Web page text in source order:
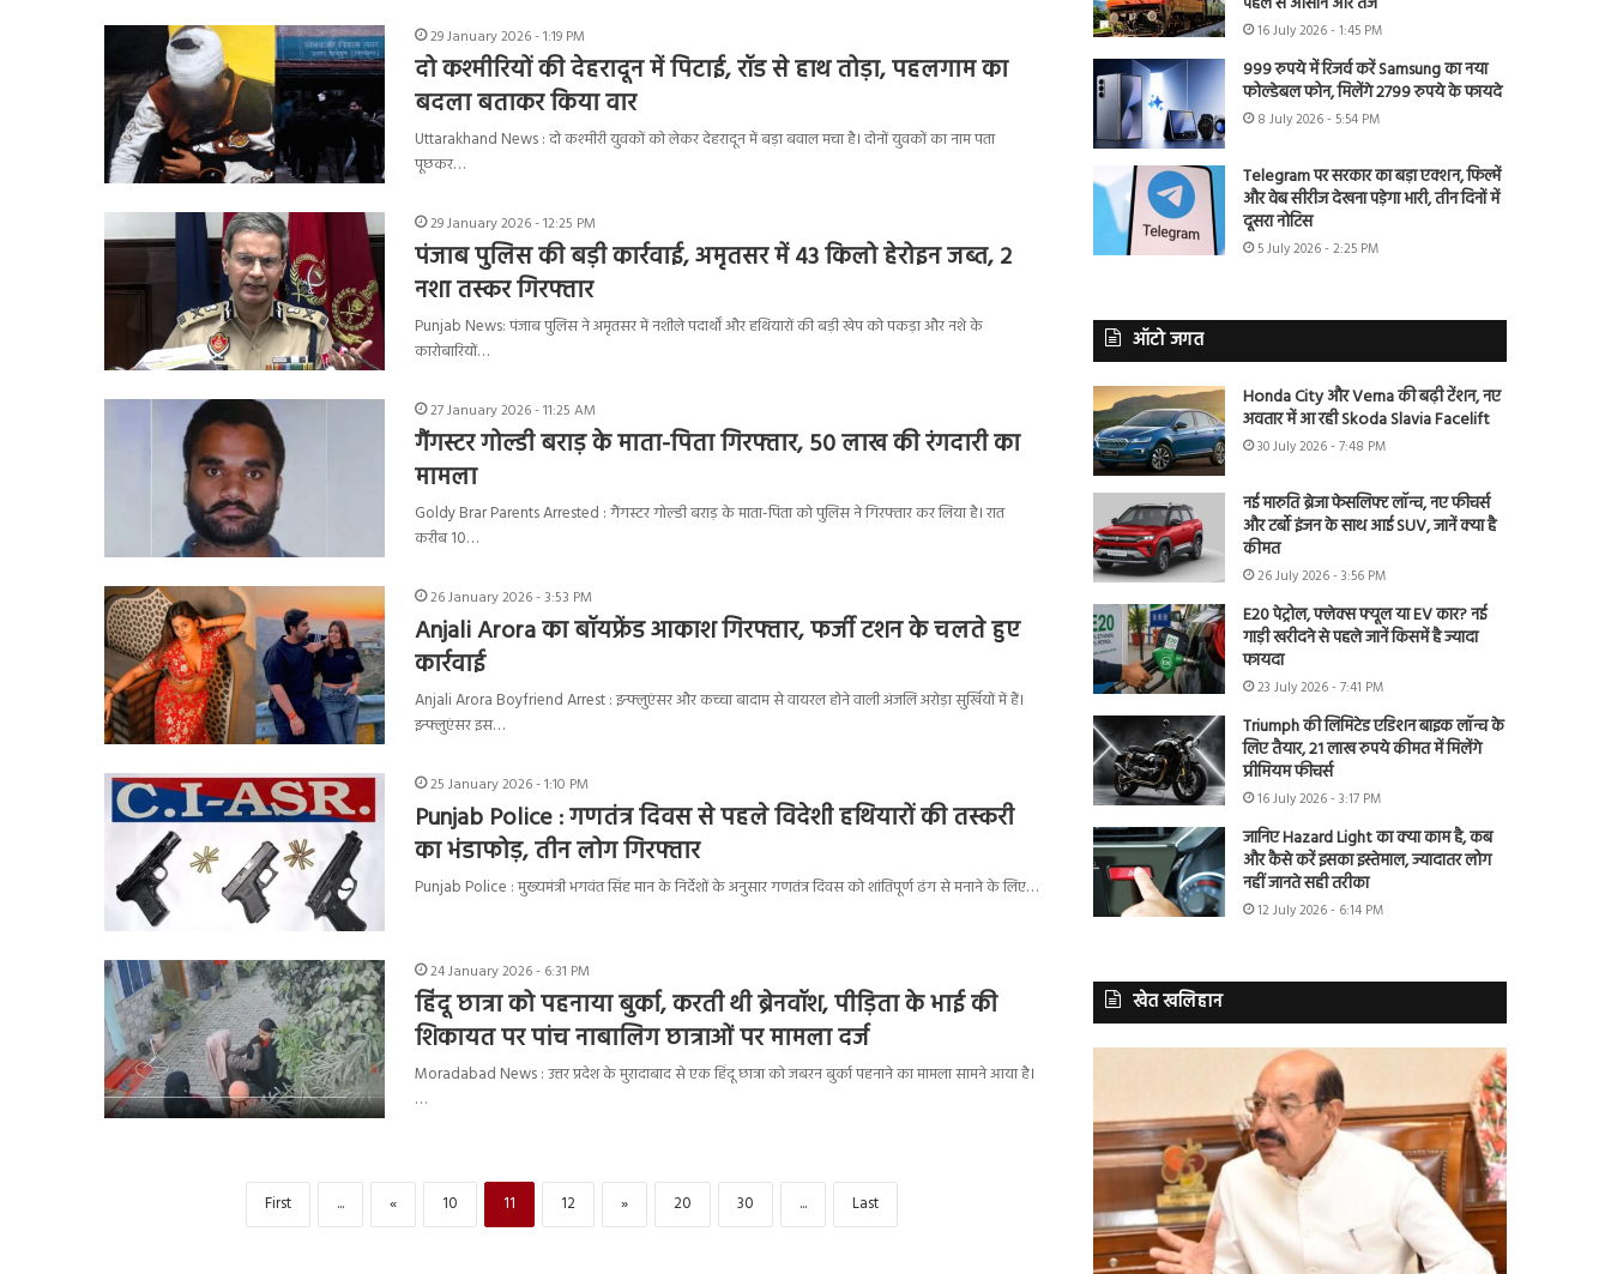
29 January 2026 - 1:19 PM
दो कश्मीरियों की देहरादून में पिटाई, रॉड से हाथ तोड़ा, पहलगाम का
बदला बताकर किया वार
Uttarakhand News : दो कश्मीरी युवकों को लेकर देहरादून में बड़ा बवाल मचा है। दोनों युवकों का नाम पता
पूछकर…
29 January 2026 - 12:25 PM
पंजाब पुलिस की बड़ी कार्रवाई, अमृतसर में 43 किलो हेरोइन जब्त, 2
नशा तस्कर गिरफ्तार
Punjab News: पंजाब पुलिस ने अमृतसर में नशीले पदार्थों और हथियारों की बड़ी खेप को पकड़ा और नशे के
कारोबारियों…
27 January 2026 - 11:25 AM
गैंगस्टर गोल्डी बराड़ के माता-पिता गिरफ्तार, 50 लाख की रंगदारी का
मामला
Goldy Brar Parents Arrested : गैंगस्टर गोल्डी बराड़ के माता-पिता को पुलिस ने गिरफ्तार कर लिया है। रात
करीब 10…
26 January 2026 - 3:53 PM
Anjali Arora का बॉयफ्रेंड आकाश गिरफ्तार, फर्जी टशन के चलते हुए
कार्रवाई
Anjali Arora Boyfriend Arrest : इन्फ्लुएंसर और कच्चा बादाम से वायरल होने वाली अंजलि अरोड़ा सुर्खियों में हैं।
इन्फ्लुएंसर इस…
25 January 2026 - 1:10 PM
Punjab Police : गणतंत्र दिवस से पहले विदेशी हथियारों की तस्करी
का भंडाफोड़, तीन लोग गिरफ्तार
Punjab Police : मुख्यमंत्री भगवंत सिंह मान के निर्देशों के अनुसार गणतंत्र दिवस को शांतिपूर्ण ढंग से मनाने के लिए…
24 January 2026 - 6:31 PM
हिंदू छात्रा को पहनाया बुर्का, करती थी ब्रेनवॉश, पीड़िता के भाई की
शिकायत पर पांच नाबालिग छात्राओं पर मामला दर्ज
Moradabad News : उत्तर प्रदेश के मुरादाबाद से एक हिंदू छात्रा को जबरन बुर्का पहनाने का मामला सामने आया है।
…
First ... « 10 11 12 » 20 30 ... Last
16 July 2026 - 1:45 PM
999 रुपये में रिजर्व करें Samsung का नया
फोल्डेबल फोन, मिलेंगे 2799 रुपये के फायदे
8 July 2026 - 5:54 PM
Telegram पर सरकार का बड़ा एक्शन, फिल्में
और वेब सीरीज देखना पड़ेगा भारी, तीन दिनों में
दूसरा नोटिस
5 July 2026 - 2:25 PM
ऑटो जगत
Honda City और Verna की बढ़ी टेंशन, नए
अवतार में आ रही Skoda Slavia Facelift
30 July 2026 - 7:48 PM
नई मारुति ब्रेजा फेसलिफ्ट लॉन्च, नए फीचर्स
और टर्बो इंजन के साथ आई SUV, जानें क्या है
कीमत
26 July 2026 - 3:56 PM
E20 पेट्रोल, फ्लेक्स फ्यूल या EV कार? नई
गाड़ी खरीदने से पहले जानें किसमें है ज्यादा
फायदा
23 July 2026 - 7:41 PM
Triumph की लिमिटेड एडिशन बाइक लॉन्च के
लिए तैयार, 21 लाख रुपये कीमत में मिलेंगे
प्रीमियम फीचर्स
16 July 2026 - 3:17 PM
जानिए Hazard Light का क्या काम है, कब
और कैसे करें इसका इस्तेमाल, ज्यादातर लोग
नहीं जानते सही तरीका
12 July 2026 - 6:14 PM
खेत खलिहान